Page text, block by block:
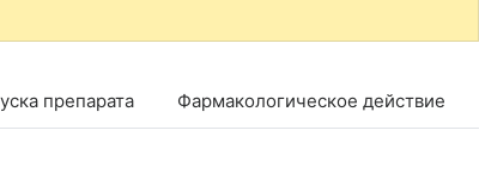
препарата Фармакологическое действие